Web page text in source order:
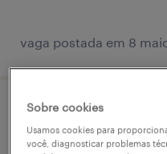
vaga postada em 8
analista de
Sobre cookies
Usamos cookies para
você, diagnosticar problemas